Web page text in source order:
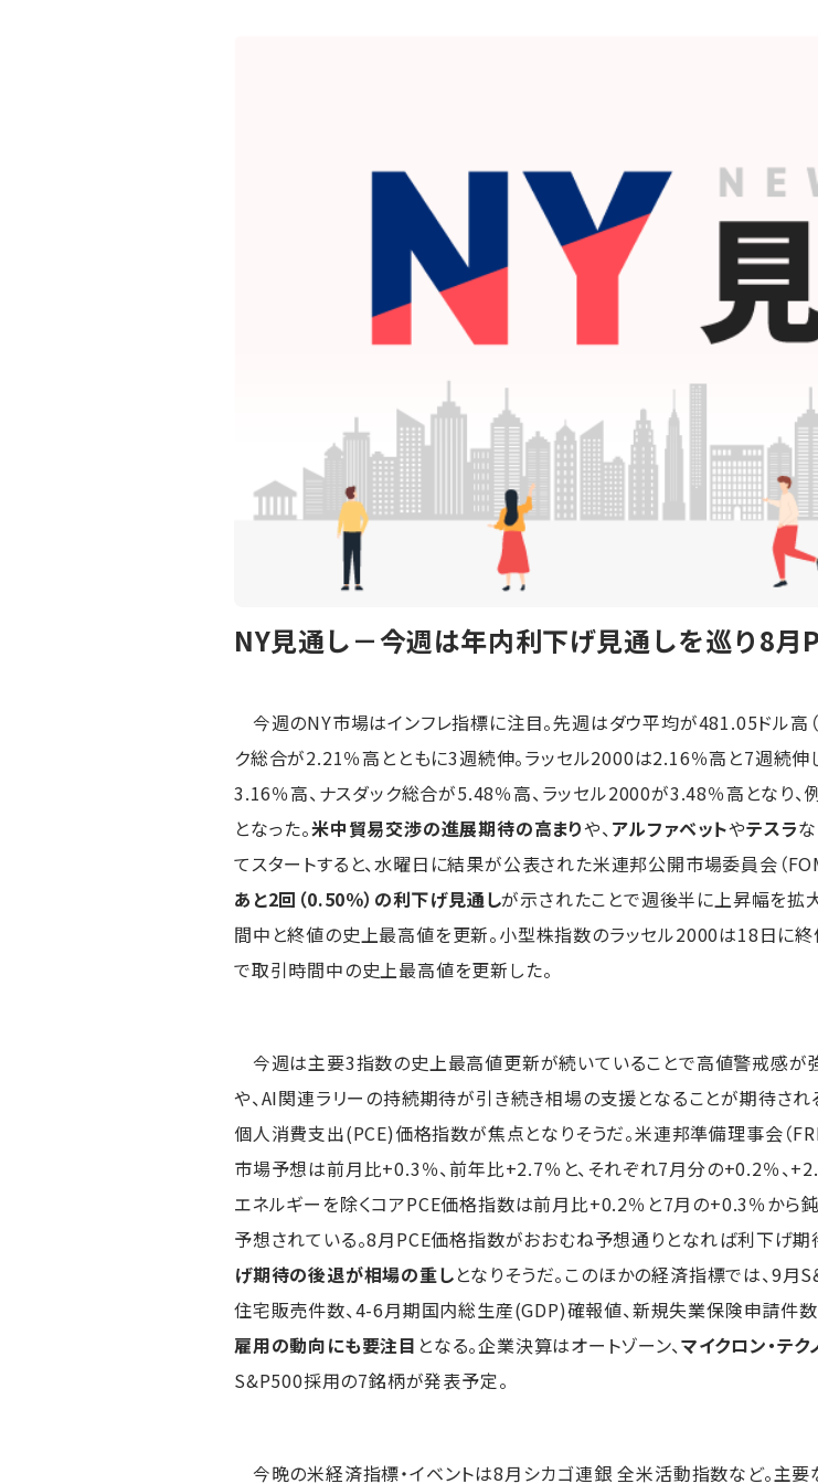
NY見通し－今週は年内利下げ見通しを巡り8月
今週のNY市場はインフレ指標に注目。先週はダウ平均が481.05ドル高
ク総合が2.21％高とともに3週続伸。ラッセル2000は2.16％高と7週続
3.16％高、ナスダック総合が5.48％高、ラッセル2000が3.48％高となり
となった。米中貿易交渉の進展期待の高まりや、 アルファベットやテスラ
てスタートすると、水曜日に結果が公表された米連邦公開市場委員会（
あと2回（0.50％）の利下げ見通しが示されたことで週後半に上昇幅を拡
間中と終値の史上最高値を更新。小型株指数のラッセル2000は18日に
で取引時間中の史上最高値を更新した。
今週は主要3指数の史上最高値更新が続いていることで高値警戒感が
や、AI関連ラリーの持続期待が引き続き相場の支援となることが期待さ
個人消費支出(PCE)価格指数が焦点となりそうだ。米連邦準備理事会（
市場予想は前月比+0.3％、前年比+2.7％と、それぞれ7月分の+0.2％、
エネルギーを除くコアPCE価格指数は前月比+0.2％と7月の+0.3％から
予想されている。8月PCE価格指数がおおむね予想通りとなれば利下げ
げ期待の後退が相場の重しとなりそうだ。このほかの経済指標では、9
住宅販売件数、4-6月期国内総生産(GDP)確報値、新規失業保険申請件数
雇用の動向にも要注目 となる。企業決算はオートゾーン、マイクロン・テク
S&P500採用の7銘柄が発表予定。
今晩の米経済指標・イベントは8月シカゴ連銀 全米活動指数など。主要